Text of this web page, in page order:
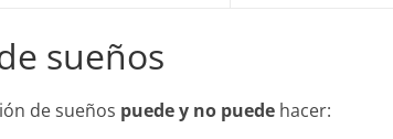
sueños
de sueños puede y no puede hacer: